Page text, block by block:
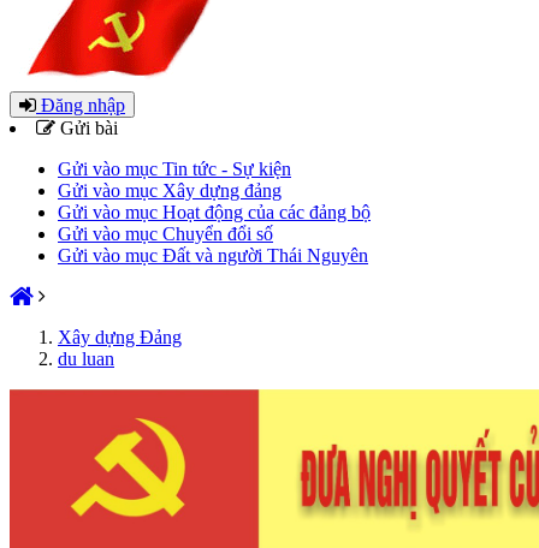
Đăng nhập
Gửi bài
Gửi vào mục Tin tức - Sự kiện
Gửi vào mục Xây dựng đảng
Gửi vào mục Hoạt động của các đảng bộ
Gửi vào mục Chuyển đổi số
Gửi vào mục Đất và người Thái Nguyên
Xây dựng Đảng
du luan